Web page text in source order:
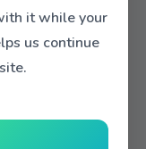
it while your
us continue